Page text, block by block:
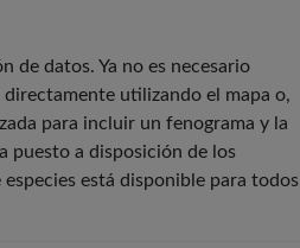
de datos. Ya no es necesario
utilizando el mapa o,
para incluir un fenograma y la
puesto a disposición de los
está disponible para todos